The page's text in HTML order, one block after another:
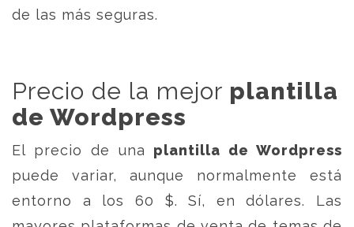
de las más seguras.
Precio de la mejor plantilla
de Wordpress
El precio de una plantilla de Wordpress
puede variar, aunque normalmente está
entorno a los 60 $. Sí, en dólares. Las